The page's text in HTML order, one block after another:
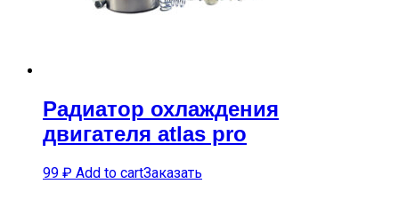
Радиатор охлаждения
двигателя atlas pro
99 ₽ Add to cartЗаказать